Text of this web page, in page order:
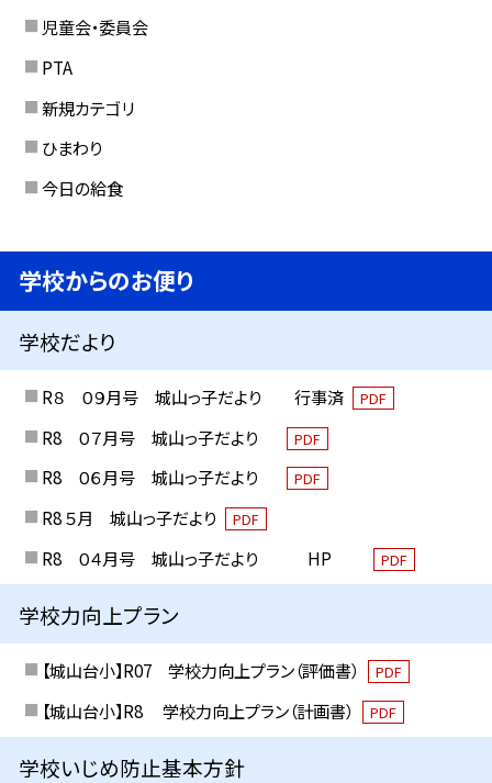
児童会・委員会
PTA
新規カテゴリ
ひまわり
今日の給食
学校からのお便り
学校だより
R８ ０９月号 城山っ子だより 行事済 PDF
R8 ０７月号 城山っ子だより PDF
R8 ０６月号 城山っ子だより PDF
R8 ５月 城山っ子だより PDF
R8 ０４月号 城山っ子だより HP PDF
学校力向上プラン
【城山台小】R07 学校力向上プラン（評価書） PDF
【城山台小】R8 学校力向上プラン（計画書） PDF
学校いじめ防止基本方針